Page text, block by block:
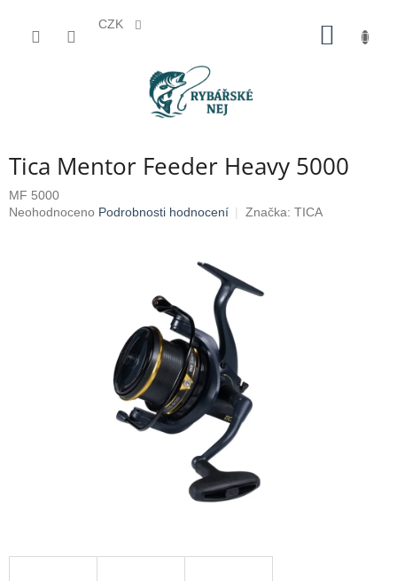
CZK
Tica Mentor Feeder Heavy 5000
MF 5000
Průměrné
Neohodnoceno Podrobnosti hodnocení Značka: TICA